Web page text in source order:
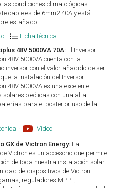
las condiciones climatológicas
cable es de 6mm2 40A y está
estañado.
·
Ficha técnica
48V 5000VA 70A: El Inversor
48V 5000VA cuenta con la
inversor con el valor añadido de ser
la instalación del Inversor
48V 5000VA es una excelente
o eólicas con una alta
para el posterior uso de la
· Video
GX de Victron Energy: La
Victron es un accesorio que permite
de toda nuestra instalación solar.
de dispositivos de Victron:
reguladores MPPT,